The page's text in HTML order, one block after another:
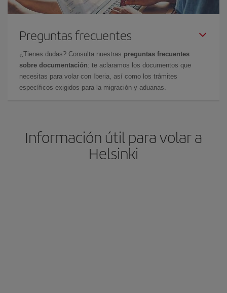
Preguntas frecuentes
¿Tienes dudas? Consulta nuestras preguntas frecuentes
sobre documentación: te aclaramos los documentos que
necesitas para volar con Iberia, así como los trámites
específicos exigidos para la migración y aduanas.
Información útil para volar a
Helsinki